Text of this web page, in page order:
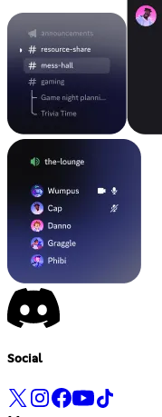
Social